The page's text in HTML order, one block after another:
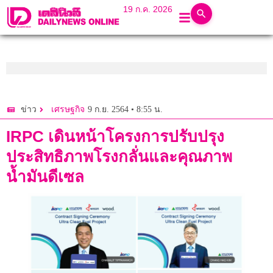
19 ก.ค. 2026
ข่าว เศรษฐกิจ 9 ก.ย. 2564 • 8:55 น.
IRPC เดินหน้าโครงการปรับปรุง
ประสิทธิภาพโรงกลั่นและคุณภาพ
น้ำมันดีเซล